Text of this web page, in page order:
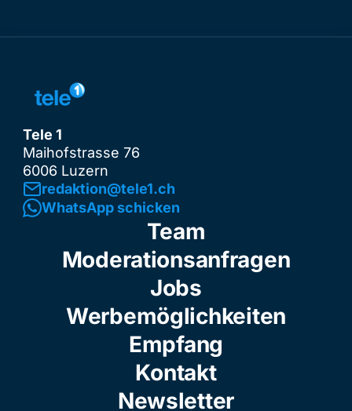
Tele 1
Maihofstrasse 76
6006 Luzern
redaktion@tele1.ch
WhatsApp schicken
Team
Moderationsanfragen
Jobs
Werbemöglichkeiten
Empfang
Kontakt
Newsletter